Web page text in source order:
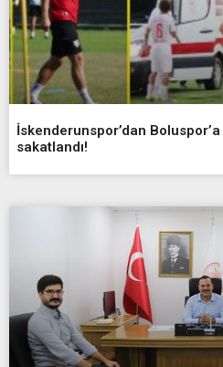
İskenderunspor’dan
sakatlandı!